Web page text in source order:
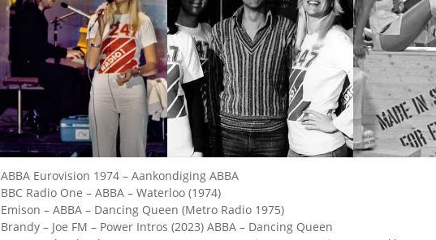
ABBA Eurovision 1974 – Aankondiging ABBA
BBC Radio One – ABBA – Waterloo (1974)
Emison – ABBA – Dancing Queen (Metro Radio 1975)
Brandy – Joe FM – Power Intros (2023) ABBA – Dancing Queen